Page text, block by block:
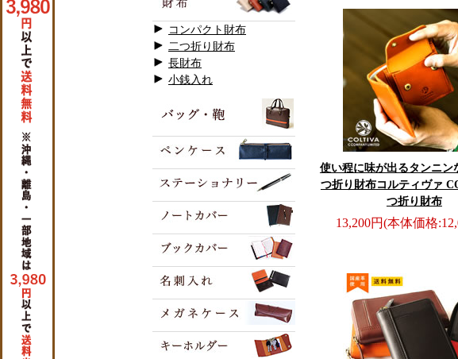
コンパクト財布
二つ折り財布
長財布
小銭入れ
使い程に味が出るタンニン
つ折り財布コルティヴァ
つ折り財布
13,200円(本体価格